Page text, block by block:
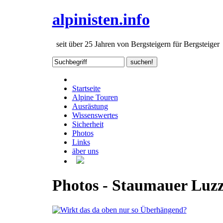
alpinisten.info
seit über 25 Jahren von Bergsteigern für Bergsteiger
Startseite
Alpine Touren
Ausrästung
Wissenswertes
Sicherheit
Photos
Links
äber uns
Photos - Staumauer